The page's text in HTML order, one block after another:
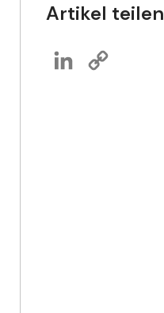
Artikel teilen
LinkedIn